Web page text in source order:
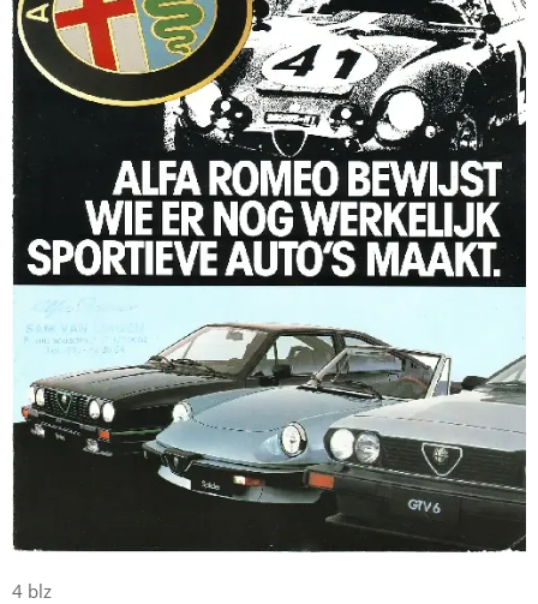
4 blz